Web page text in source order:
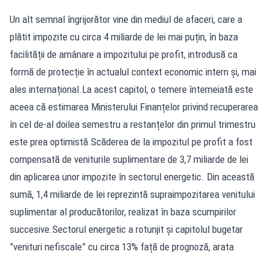
Un alt semnal îngrijorător vine din mediul de afaceri, care a
plătit impozite cu circa 4 miliarde de lei mai puțin, în baza
facilității de amânare a impozitului pe profit, introdusă ca
formă de protecție în actualul context economic intern și, mai
ales internațional.La acest capitol, o temere întemeiată este
aceea că estimarea Ministerului Finanțelor privind recuperarea
în cel de-al doilea semestru a restanțelor din primul trimestru
este prea optimistă.Scăderea de la impozitul pe profit a fost
compensată de veniturile suplimentare de 3,7 miliarde de lei
din aplicarea unor impozite în sectorul energetic. Din această
sumă, 1,4 miliarde de lei reprezintă supraimpozitarea venitului
suplimentar al producătorilor, realizat în baza scumpirilor
succesive.Sectorul energetic a rotunjit și capitolul bugetar
”venituri nefiscale” cu circa 13% față de prognoză, arata